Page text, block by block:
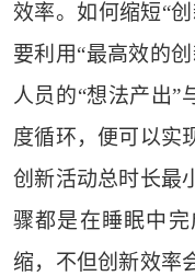
效率。如何缩短“
要利用“最高效的
人员的“想法产出”
度循环，便可以实
创新活动总时长最
骤都是在睡眠中
缩，不但创新效率